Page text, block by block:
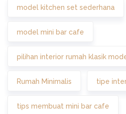
model kitchen set sederhana
model mini bar cafe
pilihan interior rumah klasik
Rumah Minimalis tipe
tips membuat mini bar cafe